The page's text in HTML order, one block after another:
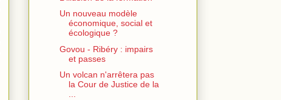
Un nouveau modèle
économique, social et
écologique ?
Govou - Ribéry : impairs
et passes
Un volcan n'arrêtera pas
la Cour de Justice de la
...